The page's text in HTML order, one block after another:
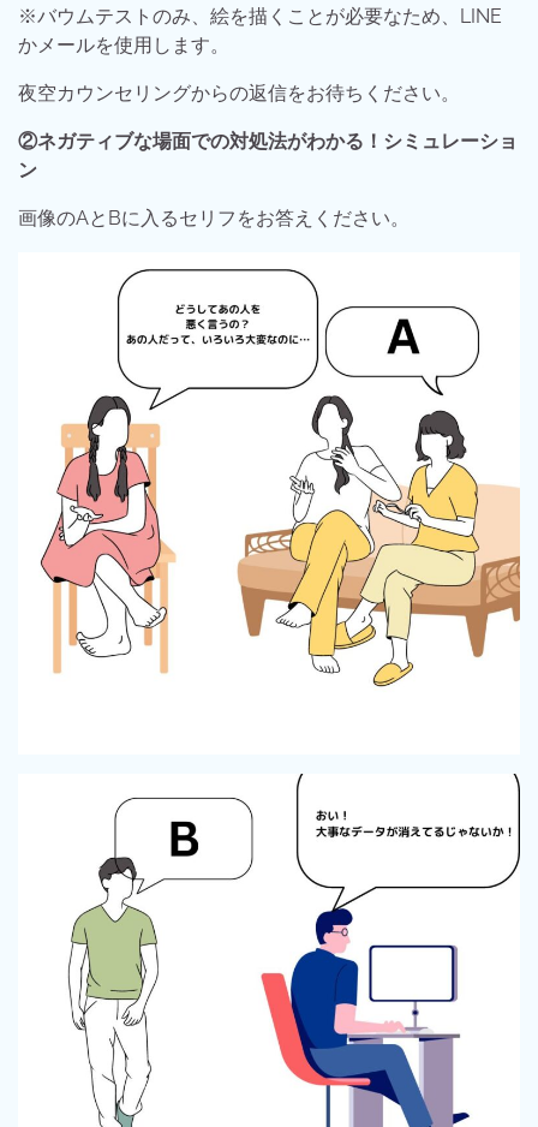
※バウムテストのみ、絵を描くことが必要なため、LINE
かメールを使用します。
夜空カウンセリングからの返信をお待ちください。
②ネガティブな場面での対処法がわかる！シミュレーショ
ン
画像のAとBに入るセリフをお答えください。